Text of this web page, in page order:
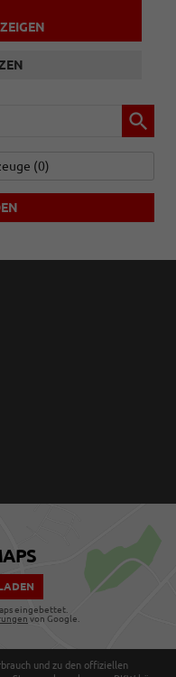
(0)
eingebettet.
von Google.
und zu den offiziellen